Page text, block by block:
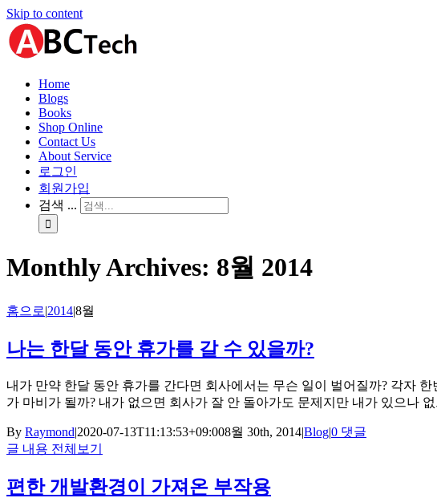
Skip to content
Home
Blogs
Books
Shop Online
Contact Us
About Service
로그인
회원가입
검색 ...
Monthly Archives: 8월 2014
홈으로|2014|8월
나는 한달 동안 휴가를 갈 수 있을까?
내가 만약 한달 동안 휴가를 간다면 회사에서는 무슨 일이 벌어질까? 각자
가 마비가 될까? 내가 없으면 회사가 잘 안 돌아가도 문제지만 내가 있으나
By Raymond|2020-07-13T11:13:53+09:008월 30th, 2014|Blog|0 댓글
글 내용 전체보기
편한 개발환경이 가져온 부작용